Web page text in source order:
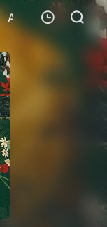
APP Ai女友💋（